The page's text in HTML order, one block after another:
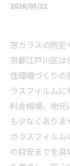
2026/05/22
窓ガラスの防
京都江戸川区は
住環境づくりの
ラスフィルム
料金相場、地元
も少なくあり
ガラスフィル
の目安までを